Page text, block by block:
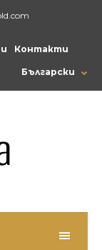
Български
Контакти